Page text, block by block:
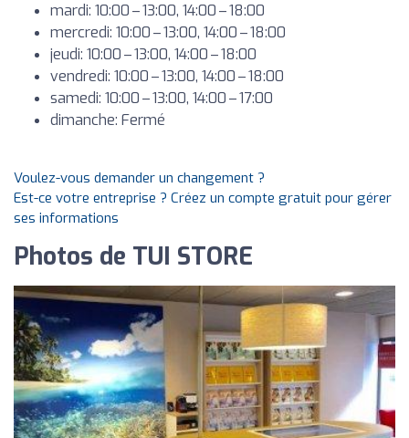
mardi: 10:00 – 13:00, 14:00 – 18:00
mercredi: 10:00 – 13:00, 14:00 – 18:00
jeudi: 10:00 – 13:00, 14:00 – 18:00
vendredi: 10:00 – 13:00, 14:00 – 18:00
samedi: 10:00 – 13:00, 14:00 – 17:00
dimanche: Fermé
Voulez-vous demander un changement ?
Est-ce votre entreprise ? Créez un compte gratuit pour gérer
ses informations
Photos de TUI STORE